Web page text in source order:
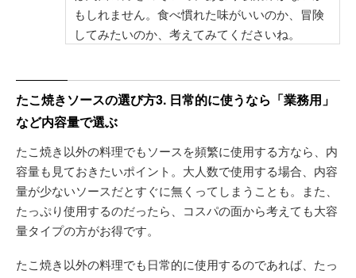
もしれません。食べ慣れた味がいいのか、冒険
してみたいのか、考えてみてくださいね。
たこ焼きソースの選び方3. 日常的に使うなら「業務用」
など内容量で選ぶ
たこ焼き以外の料理でもソースを頻繁に使用する方なら、内
容量も見ておきたいポイント。大人数で使用する場合、内容
量が少ないソースだとすぐに無くってしまうことも。また、
たっぷり使用するのだったら、コスパの面から考えても大容
量タイプの方がお得です。
たこ焼き以外の料理でも日常的に使用するのであれば、たっ